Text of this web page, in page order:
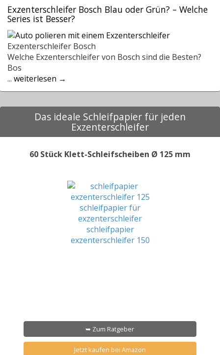
Exzenterschleifer Bosch Blau oder Grün? – Welche
Series ist Besser?
Exzenterschleifer Bosch
Welche Exzenterschleifer von Bosch sind die Besten?
Bos
... weiterlesen →
Das ideale Schleifpapier für jeden
Exzenterschleifer
60 Stück Klett-Schleifscheiben Ø 125 mm
➥ Zum Ratgeber
Jetzt kaufen bei Amazon